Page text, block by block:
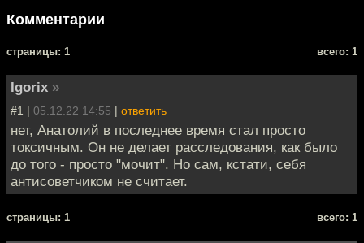
Комментарии
cтраницы: 1 всего: 1
Igorix »
#1 | 05.12.22 14:55 | ответить
нет, Анатолий в последнее время стал просто
токсичным. Он не делает расследования, как было
до того - просто "мочит". Но сам, кстати, себя
антисоветчиком не считает.
cтраницы: 1 всего: 1